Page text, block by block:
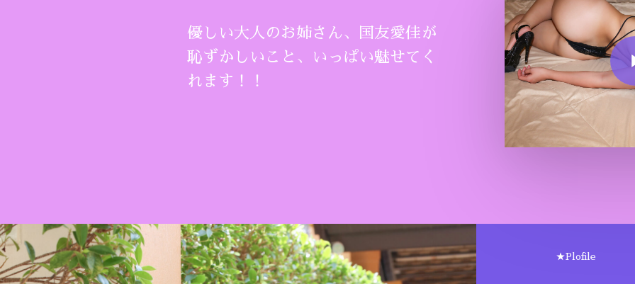
優しい大人のお姉さん、国友愛佳が
恥ずかしいこと、いっぱい魅せてく
れます！！
Play
★Plofile